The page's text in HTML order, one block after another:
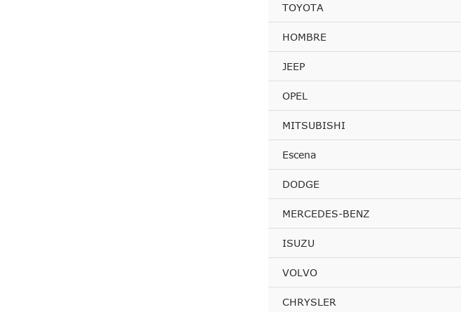
TOYOTA
HOMBRE
JEEP
OPEL
MITSUBISHI
Escena
DODGE
MERCEDES-BENZ
ISUZU
VOLVO
CHRYSLER